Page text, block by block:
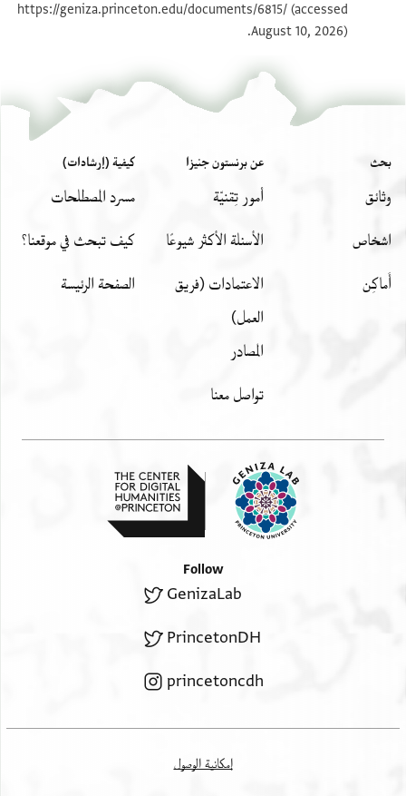
بيان أذونات الصورة
https://geniza.princeton.edu/documents/6815/ (accessed
August 10, 2026).
بحث
وثائق
اشخاص
أَماكِن
عن برنستون جنيزا
أمور تِقنيّة
الأسئلة الأكثر شيوعًا
الاعتمادات (فريق
العمل)
المصادر
تواصل معنا
كيفية (إرشادات)
مسرد المصطلحات
كيف تبحث في موقعنا؟
الصفحة الرئيسة
Follow
GenizaLab
PrincetonDH
princetoncdh
إمكانية الوصول